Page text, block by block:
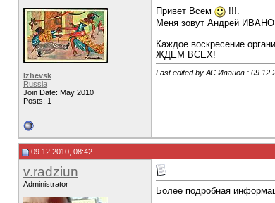
Izhevsk
Russia
Join Date: May 2010
Posts: 1
Привет Всем
!!!.
Меня зовут Андрей
Каждое воскресение
ЖДЕМ ВСЕХ!
Last edited by АС Иванов :
09.12.2010, 08:42
v.radziun
Administrator
Более подробная